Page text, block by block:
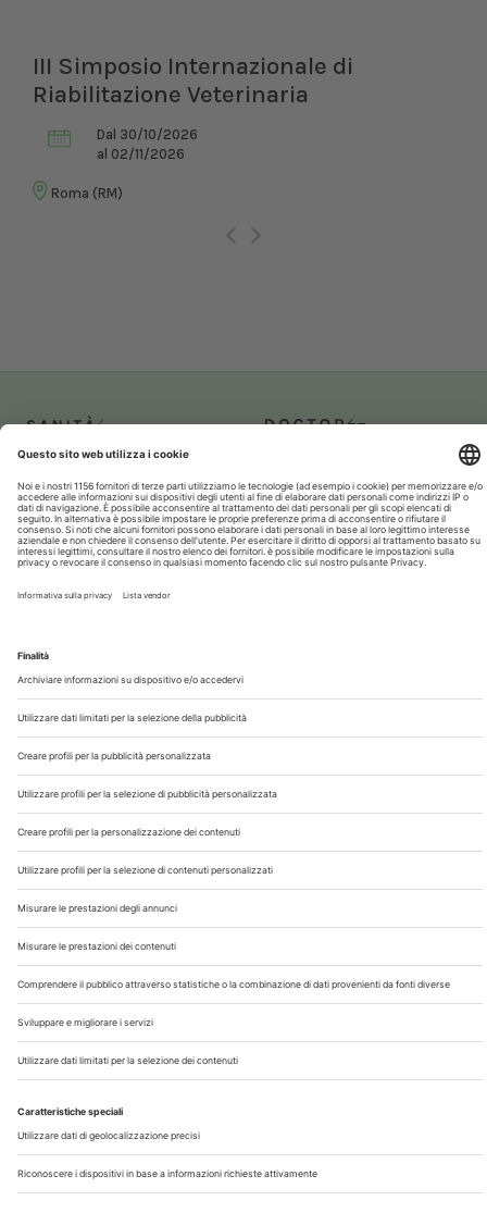
III Simposio Internazionale di
Riabilitazione Veterinaria
Dal 30/10/2026
al 02/11/2026
Roma (RM)
Chi Siamo
Contatti
Note Legali
Privacy
©2026 Edra S.p.a | www.edraspa.it | P.iva 08056040960
| Tel. 02/881841 | Sede legale: Viale Enrico Forlanini 21 -